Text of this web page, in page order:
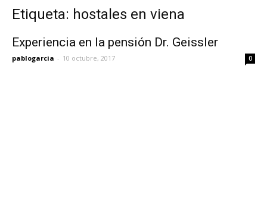
Etiqueta: hostales en viena
Experiencia en la pensión Dr. Geissler
pablogarcia - 10 octubre, 2017 0